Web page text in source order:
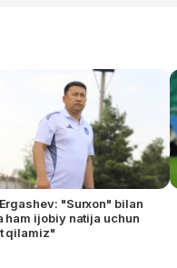
"Surxon" bilan
ham ijobiy natija uchun
qilamiz"